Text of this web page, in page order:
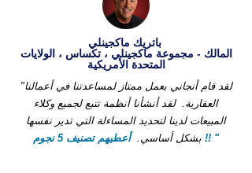
باتريك ماكجينلي
المالك - مجموعة ماكجينلي ، تكساس ، الولايات
المتحدة الأمريكية
"لقد قام أنجاني بعمل ممتاز لمساعدتنا في أعمالنا
العقارية. لقد أنشأنا أنظمة تتبع لجميع وكلاء
المبيعات لدينا لتحديد المساءلة التي تدير نفسها
بشكل أساسي. أعطيهم تصنيف 5 نجوم !! "